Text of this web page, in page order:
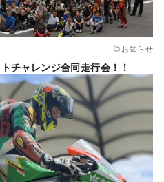
お知らせ
チャレンジ合同走行会！！